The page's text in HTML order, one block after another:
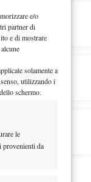
e/o
partner di
e di mostrare
solamente a
utilizzando i
schermo.
le
provenienti da